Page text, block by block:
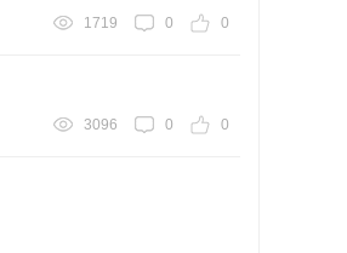
1719 0 0
3096 0 0